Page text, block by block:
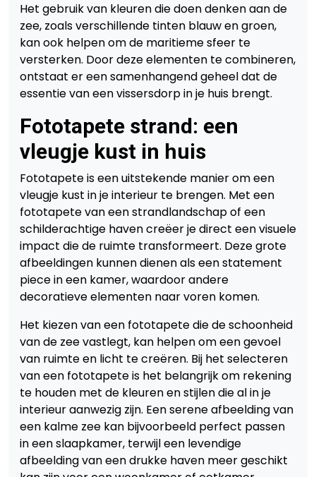
Het gebruik van kleuren die doen denken aan de
zee, zoals verschillende tinten blauw en groen,
kan ook helpen om de maritieme sfeer te
versterken. Door deze elementen te combineren,
ontstaat er een samenhangend geheel dat de
essentie van een vissersdorp in je huis brengt.
Fototapete strand: een
vleugje kust in huis
Fototapete is een uitstekende manier om een
vleugje kust in je interieur te brengen. Met een
fototapete van een strandlandschap of een
schilderachtige haven creëer je direct een visuele
impact die de ruimte transformeert. Deze grote
afbeeldingen kunnen dienen als een statement
piece in een kamer, waardoor andere
decoratieve elementen naar voren komen.
Het kiezen van een fototapete die de schoonheid
van de zee vastlegt, kan helpen om een gevoel
van ruimte en licht te creëren. Bij het selecteren
van een fototapete is het belangrijk om rekening
te houden met de kleuren en stijlen die al in je
interieur aanwezig zijn. Een serene afbeelding van
een kalme zee kan bijvoorbeeld perfect passen
in een slaapkamer, terwijl een levendige
afbeelding van een drukke haven meer geschikt